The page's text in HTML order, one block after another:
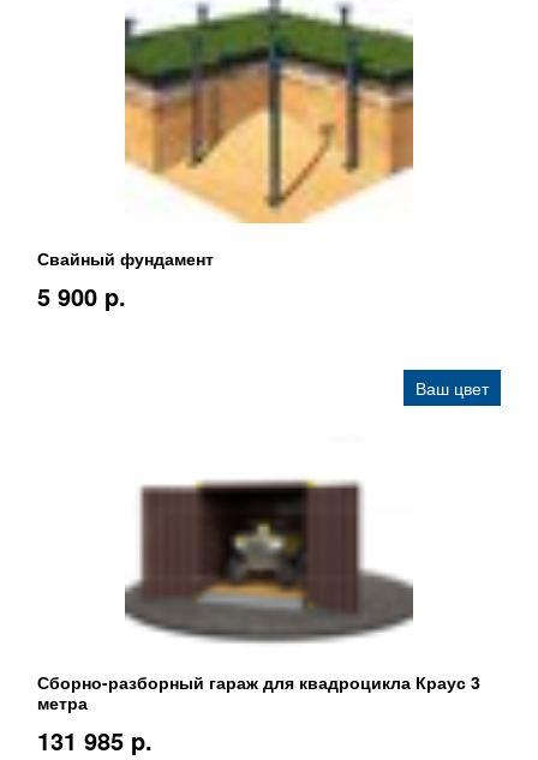
Свайный фундамент
5 900 p.
Ваш цвет
Сборно-разборный гараж для квадроцикла Краус 3
метра
131 985 p.